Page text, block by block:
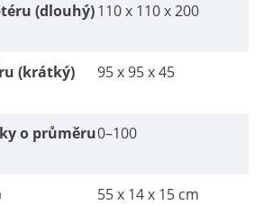
(dlouhý)110 x 110 x 200
(krátký)
95 x 95 x 45
o průměru0–100
55 x 14 x 15 cm